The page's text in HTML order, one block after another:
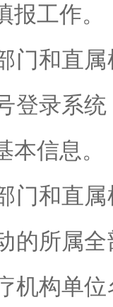
工作。
和直属
登录系
信息。
和直属
的所属
机构单